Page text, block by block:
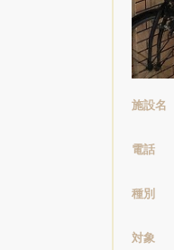
施設名
電話
種別
対象